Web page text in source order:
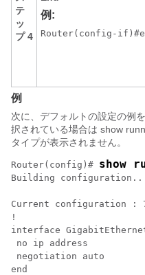
テ
ッ
プ 4
例:
Router(config-
例
次に、デフォルトの設定の例
択されている場合は show
タイプが表示されません。
Router(config)# show
Building
Current configuration :
!
interface
no ip address
negotiation auto
end